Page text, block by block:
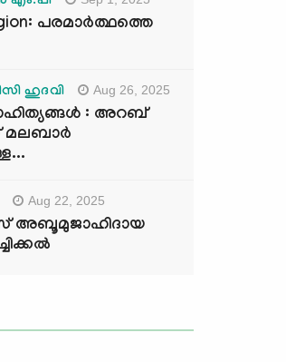
പരമാർത്ഥത്തെ
ഹുദവി Aug 26, 2025
: അറബ്
മലബാർ
Aug 22, 2025
അബൂമുജാഹിദായ